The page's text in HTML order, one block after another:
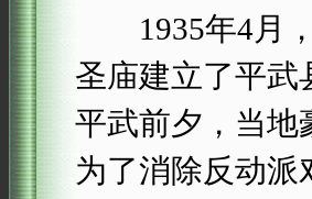
1935年4月，
圣庙建立了平
平武前夕，当地
为了消除反动